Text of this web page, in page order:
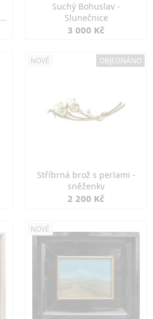
Suchý Bohuslav -
Slunečnice
3 000 Kč
NOVÉ OBJEDNÁNO
Stříbrná brož s perlami -
sněženky
2 200 Kč
NOVÉ